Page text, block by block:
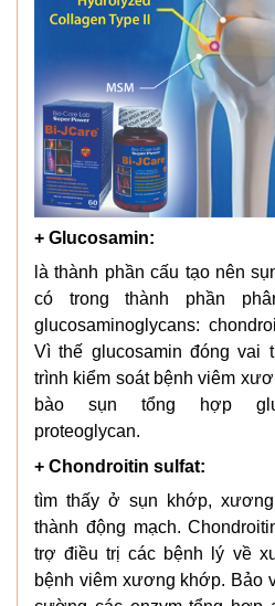
+ Glucosamin:
là thành phần cấu tạo nên
có trong thành phần
glucosaminoglycans:
Vì thế glucosamin đóng vai
trình kiểm soát bệnh viêm
bào sụn tổng hợp
proteoglycan.
+ Chondroitin sulfat:
tìm thấy ở sụn khớp,
thành động mạch.
trợ điều trị các bệnh lý về
bệnh viêm xương khớp. Bảo